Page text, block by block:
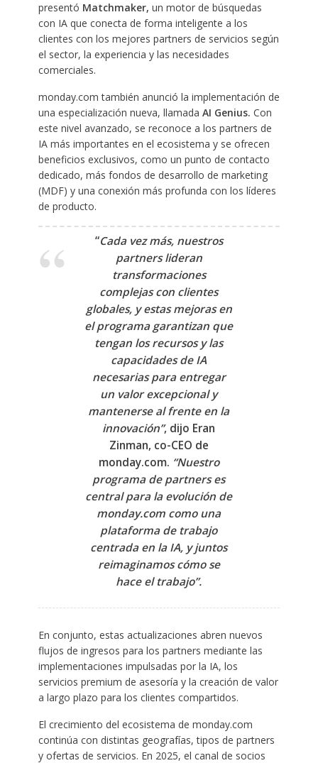
presentó Matchmaker, un motor de búsquedas
con IA que conecta de forma inteligente a los
clientes con los mejores partners de servicios según
el sector, la experiencia y las necesidades
comerciales.
monday.com también anunció la implementación de
una especialización nueva, llamada AI Genius. Con
este nivel avanzado, se reconoce a los partners de
IA más importantes en el ecosistema y se ofrecen
beneficios exclusivos, como un punto de contacto
dedicado, más fondos de desarrollo de marketing
(MDF) y una conexión más profunda con los líderes
de producto.
“Cada vez más, nuestros
partners lideran
transformaciones
complejas con clientes
globales, y estas mejoras en
el programa garantizan que
tengan los recursos y las
capacidades de IA
necesarias para entregar
un valor excepcional y
mantenerse al frente en la
innovación”, dijo Eran
Zinman, co-CEO de
monday.com. “Nuestro
programa de partners es
central para la evolución de
monday.com como una
plataforma de trabajo
centrada en la IA, y juntos
reimaginamos cómo se
hace el trabajo”.
En conjunto, estas actualizaciones abren nuevos
flujos de ingresos para los partners mediante las
implementaciones impulsadas por la IA, los
servicios premium de asesoría y la creación de valor
a largo plazo para los clientes compartidos.
El crecimiento del ecosistema de monday.com
continúa con distintas geografías, tipos de partners
y ofertas de servicios. En 2025, el canal de socios